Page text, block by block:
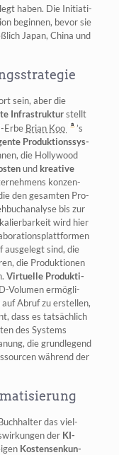
haben. Die Initia­ti­
begin­nen, bevor sie
Japan, Chi­na und
sein, aber die
Infra­struk­turstellt
Erbe Bri­an Koo
’s
Pro­duk­ti­ons­sys­
die Hol­ly­wood
und krea­ti­ve
kon­zen­
den gesam­ten Pro­
bis zur
wird hier
aus­ge­legt sind, die
die Pro­duk­tio­nen
Vir­tu­el­le Pro­duk­ti­
Volu­men ermög­li­
Abruf zu erstel­len,
dass es tat­säch­lich
des Sys­tems
die grund­le­gend
wäh­rend der
das viel­
der KI-
Kos­ten­sen­kun­